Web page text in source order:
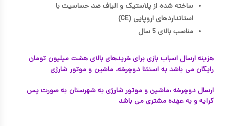
ساخته شده از پلاستیک و الیاف ضد حساسیت با
استانداردهای اروپایی (CE)
مناسب بالای 5 سال
هزینه ارسال اسباب بازی برای خریدهای بالای هشت میلیون تومان
رایگان می باشد به استثنا دوچرخه، ماشین و موتور شارژی
ارسال دوچرخه ،ماشین و موتور شارژی به شهرستان به صورت پس
کرایه و به عهده مشتری می باشد